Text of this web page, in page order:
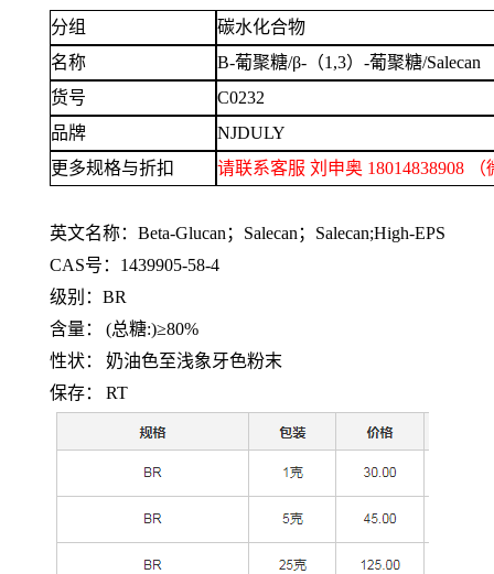
分组
碳水化合物
名称
Β-葡聚糖/β-（1,3）-葡聚糖/Salecan
货号
C0232
品牌
NJDULY
更多规格与折扣
请联系客服 刘申奥 18014838908
英文名称： Beta-Glucan；Salecan；Salecan;High-EPS
CAS号：1439905-58-4
级别： BR
含量：
(总糖:)≥80%
性状：
奶油色至浅象牙色粉末
保存：
RT